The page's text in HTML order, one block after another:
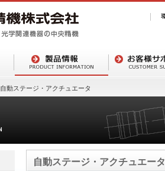
自動ステージ・アクチュエータ
自動ステージ・アクチュエータ